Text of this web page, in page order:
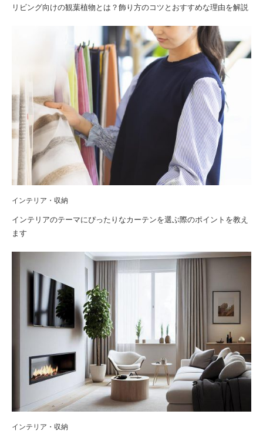
リビング向けの観葉植物とは？飾り方のコツとおすすめな理由を解説
インテリア・収納
インテリアのテーマにぴったりなカーテンを選ぶ際のポイントを教え
ます
インテリア・収納